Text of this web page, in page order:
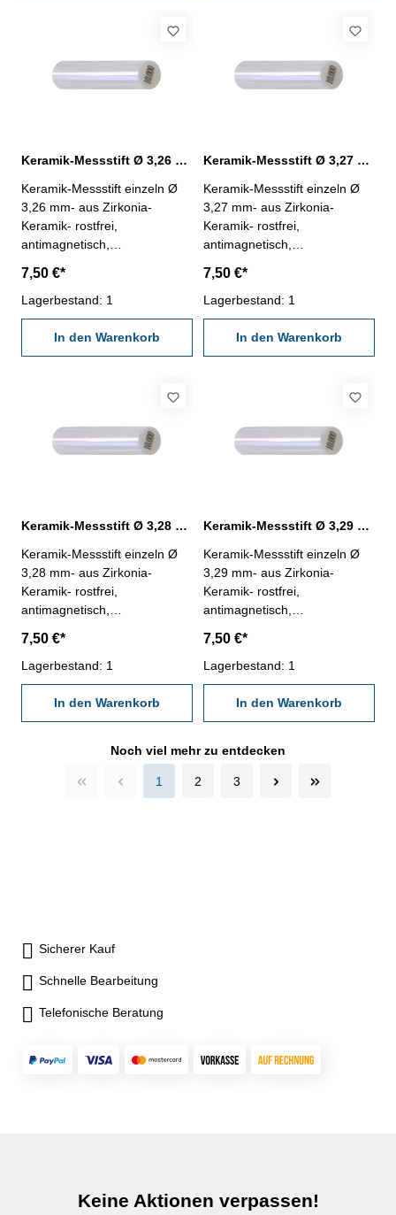
Keramik-Messstift Ø 3,26 mm ± 0,0015 mm
Keramik-Messstift einzeln Ø
3,26 mm- aus Zirkonia-
Keramik- rostfrei,
antimagnetisch,
1250- Werkstatt-Ausführung-
Länge 50 mm- Genauigkeit <
± 0,0015 mm- in Kunststoff-
7,50 €*
Lagerbestand: 1
In den Warenkorb
Keramik-Messstift Ø 3,27 mm ± 0,0015 mm
Keramik-Messstift einzeln Ø
3,27 mm- aus Zirkonia-
Keramik- rostfrei,
antimagnetisch,
1250- Werkstatt-Ausführung-
Länge 50 mm- Genauigkeit <
± 0,0015 mm- in Kunststoff-
7,50 €*
Lagerbestand: 1
In den Warenkorb
Keramik-Messstift Ø 3,28 mm ± 0,0015 mm
Keramik-Messstift einzeln Ø
3,28 mm- aus Zirkonia-
Keramik- rostfrei,
antimagnetisch,
1250- Werkstatt-Ausführung-
Länge 50 mm- Genauigkeit <
± 0,0015 mm- in Kunststoff-
7,50 €*
Lagerbestand: 1
In den Warenkorb
Keramik-Messstift Ø 3,29 mm ± 0,0015 mm
Keramik-Messstift einzeln Ø
3,29 mm- aus Zirkonia-
Keramik- rostfrei,
antimagnetisch,
1250- Werkstatt-Ausführung-
Länge 50 mm- Genauigkeit <
± 0,0015 mm- in Kunststoff-
7,50 €*
Lagerbestand: 1
In den Warenkorb
Noch viel mehr zu entdecken
1 2 3
Sicherer Kauf
Schnelle Bearbeitung
Telefonische Beratung
Keine Aktionen verpassen!